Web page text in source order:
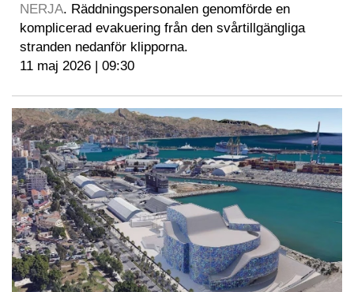
NERJA. Räddningspersonalen genomförde en
komplicerad evakuering från den svårtillgängliga
stranden nedanför klipporna.
11 maj 2026 | 09:30